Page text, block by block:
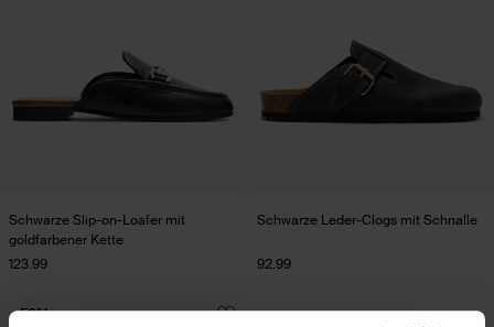
Schwarze Slip-on-Loafer mit
goldfarbener Kette
123.99
Schwarze Leder-Clogs mit Schnalle
92.99
- 50%